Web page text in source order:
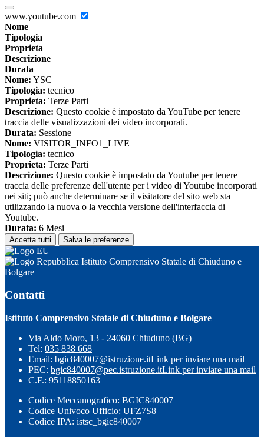
www.youtube.com
Nome
Tipologia
Proprieta
Descrizione
Durata
Nome: YSC
Tipologia: tecnico
Proprieta: Terze Parti
Descrizione: Questo cookie è impostato da YouTube per tenere
traccia delle visualizzazioni dei video incorporati.
Durata: Sessione
Nome: VISITOR_INFO1_LIVE
Tipologia: tecnico
Proprieta: Terze Parti
Descrizione: Questo cookie è impostato da Youtube per tenere
traccia delle preferenze dell'utente per i video di Youtube incorporati
nei siti; può anche determinare se il visitatore del sito web sta
utilizzando la nuova o la vecchia versione dell'interfaccia di
Youtube.
Durata: 6 Mesi
Accetta tutti Salva le preferenze
Istituto Comprensivo Statale di Chiuduno e
Bolgare
Contatti
Istituto Comprensivo Statale di Chiuduno e Bolgare
Via Aldo Moro, 13 - 24060 Chiuduno (BG)
Tel: 035 838 668
Email: bgic840007@istruzione.itLink per inviare una mail
PEC: bgic840007@pec.istruzione.itLink per inviare una mail
C.F.: 95118850163
Codice Meccanografico: BGIC840007
Codice Univoco Ufficio: UFZ7S8
Codice IPA: istsc_bgic840007